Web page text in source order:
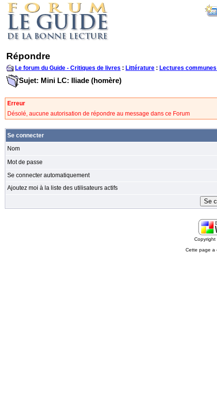
Répondre
Le forum du Guide - Critiques de livres : Littérature : Lectures
Sujet: Mini LC: Iliade (homère)
Erreur
Désolé, aucune autorisation de répondre au message dans ce Forum
Se connecter
Nom
Mot de passe
Se connecter automatiquement
Ajoutez moi à la liste des utilisateurs actifs
Cette page a